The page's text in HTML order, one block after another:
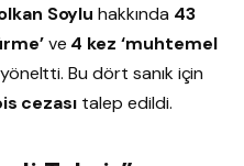
Soylu hakkında 43
ve 4 kez ‘muhtemel
Bu dört sanık için
cezası talep edildi.